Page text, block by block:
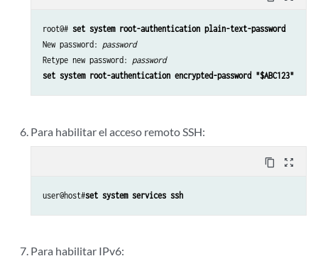
root@# set system root-authentication plain-text-password
New password: password
Retype new password: password
set system root-authentication encrypted-password "$ABC123"
Para habilitar el acceso remoto SSH:
content_copy zoom_out_map
user@host#set system services ssh
Para habilitar IPv6: